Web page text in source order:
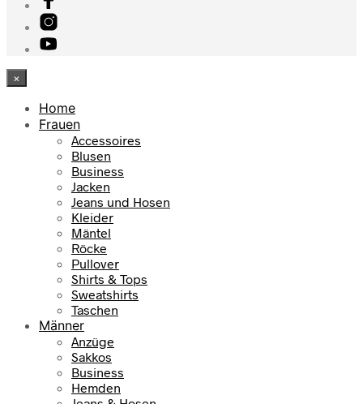
×
Home
Frauen
Accessoires
Blusen
Business
Jacken
Jeans und Hosen
Kleider
Mäntel
Röcke
Pullover
Shirts & Tops
Sweatshirts
Taschen
Männer
Anzüge
Sakkos
Business
Hemden